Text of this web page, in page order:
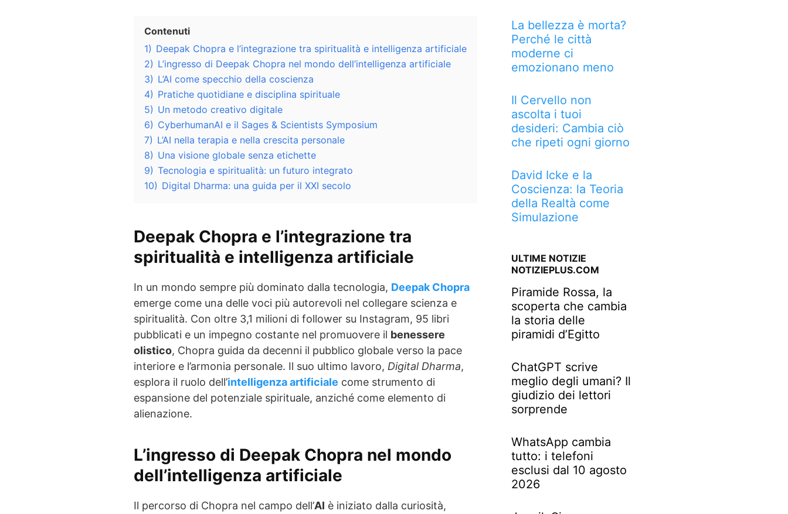
Contenuti
1) Deepak Chopra e l’integrazione tra spiritualità e intelligenza artificiale
2) L’ingresso di Deepak Chopra nel mondo dell’intelligenza artificiale
3) L’AI come specchio della coscienza
4) Pratiche quotidiane e disciplina spirituale
5) Un metodo creativo digitale
6) CyberhumanAI e il Sages & Scientists Symposium
7) L’AI nella terapia e nella crescita personale
8) Una visione globale senza etichette
9) Tecnologia e spiritualità: un futuro integrato
10) Digital Dharma: una guida per il XXI secolo
Deepak Chopra e l’integrazione tra
spiritualità e intelligenza artificiale
In un mondo sempre più dominato dalla tecnologia, Deepak Chopra
emerge come una delle voci più autorevoli nel collegare scienza e
spiritualità. Con oltre 3,1 milioni di follower su Instagram, 95 libri
pubblicati e un impegno costante nel promuovere il benessere
olistico, Chopra guida da decenni il pubblico globale verso la pace
interiore e l’armonia personale. Il suo ultimo lavoro, Digital Dharma,
esplora il ruolo dell’intelligenza artificiale come strumento di
espansione del potenziale spirituale, anziché come elemento di
alienazione.
L’ingresso di Deepak Chopra nel mondo
dell’intelligenza artificiale
Il percorso di Chopra nel campo dell’AI è iniziato dalla curiosità,
La bellezza è morta?
Perché le città
moderne ci
emozionano meno
Il Cervello non
ascolta i tuoi
desideri: Cambia ciò
che ripeti ogni giorno
David Icke e la
Coscienza: la Teoria
della Realtà come
Simulazione
ULTIME NOTIZIE
NOTIZIEPLUS.COM
Piramide Rossa, la
scoperta che cambia
la storia delle
piramidi d’Egitto
ChatGPT scrive
meglio degli umani? Il
giudizio dei lettori
sorprende
WhatsApp cambia
tutto: i telefoni
esclusi dal 10 agosto
2026